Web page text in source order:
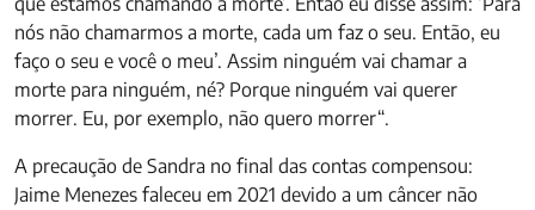
nós não chamarmos a morte, cada um faz o seu. Então, eu
faço o seu e você o meu’. Assim ninguém vai chamar a
morte para ninguém, né? Porque ninguém vai querer
morrer. Eu, por exemplo, não quero morrer“.
A precaução de Sandra no final das contas compensou:
Jaime Menezes faleceu em 2021 devido a um câncer não